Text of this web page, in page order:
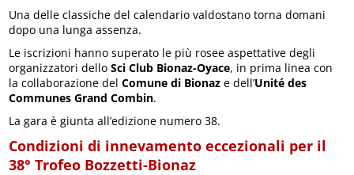
Una delle classiche del calendario valdostano torna domani
dopo una lunga assenza.
Le iscrizioni hanno superato le più rosee aspettative degli
organizzatori delloSci Club Bionaz-Oyace, in prima linea con
la collaborazione delComune di Bionaz e dell’Unité des
Communes Grand Combin.
La gara è giunta all’edizione numero 38.
Condizioni di innevamento eccezionali per il
38° Trofeo Bozzetti-Bionaz